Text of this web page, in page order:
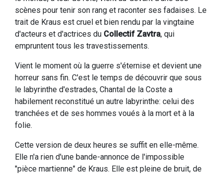
scènes pour tenir son rang et raconter ses fadaises. Le
trait de Kraus est cruel et bien rendu par la vingtaine
d'acteurs et d'actrices du Collectif Zavtra, qui
empruntent tous les travestissements.
Vient le moment où la guerre s'éternise et devient une
horreur sans fin. C'est le temps de découvrir que sous
le labyrinthe d'estrades, Chantal de la Coste a
habilement reconstitué un autre labyrinthe: celui des
tranchées et de ses hommes voués à la mort et à la
folie.
Cette version de deux heures se suffit en elle-même.
Elle n'a rien d'une bande-annonce de l'impossible
"pièce martienne" de Kraus. Elle est pleine de bruit, de